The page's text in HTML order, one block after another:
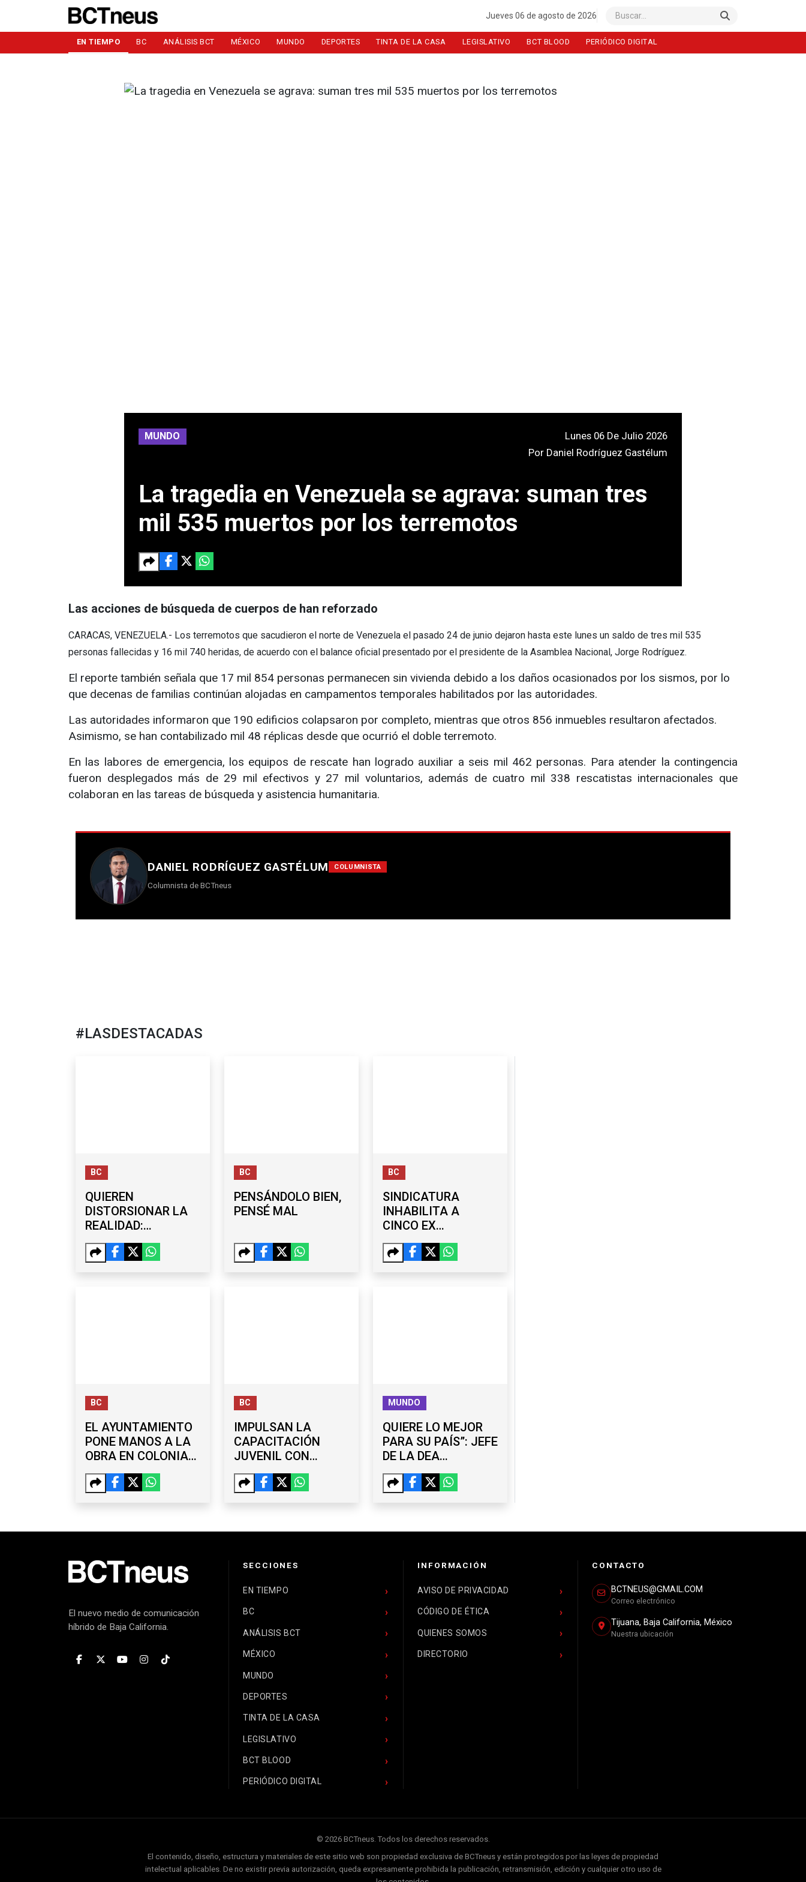
Jueves 06 de agosto de 2026 Buscar
EN TIEMPO BC ANÁLISIS BCT MÉXICO MUNDO DEPORTES TINTA DE LA CASA LEGISLATIVO BCT BLOOD PERIÓDICO DIGITAL
MUNDO
Lunes 06 De Julio 2026
Por Daniel Rodríguez Gastélum
La tragedia en Venezuela se agrava: suman tres
mil 535 muertos por los terremotos
Las acciones de búsqueda de cuerpos de han reforzado
CARACAS, VENEZUELA.- Los terremotos que sacudieron el norte de Venezuela el pasado 24 de junio dejaron hasta este lunes un saldo de tres mil 535
personas fallecidas y 16 mil 740 heridas, de acuerdo con el balance oficial presentado por el presidente de la Asamblea Nacional, Jorge Rodríguez.
El reporte también señala que 17 mil 854 personas permanecen sin vivienda debido a los daños ocasionados por los sismos, por lo
que decenas de familias continúan alojadas en campamentos temporales habilitados por las autoridades.
Las autoridades informaron que 190 edificios colapsaron por completo, mientras que otros 856 inmuebles resultaron afectados.
Asimismo, se han contabilizado mil 48 réplicas desde que ocurrió el doble terremoto.
En las labores de emergencia, los equipos de rescate han logrado auxiliar a seis mil 462 personas. Para atender la contingencia
fueron desplegados más de 29 mil efectivos y 27 mil voluntarios, además de cuatro mil 338 rescatistas internacionales que
colaboran en las tareas de búsqueda y asistencia humanitaria.
DANIEL RODRÍGUEZ GASTÉLUM COLUMNISTA
Columnista de BCTneus
#LASDESTACADAS
BC
QUIEREN
DISTORSIONAR LA
REALIDAD:
BURGUEÑO
DESCARTA
BC
PENSÁNDOLO BIEN,
PENSÉ MAL
BC
SINDICATURA
INHABILITA A
CINCO EX
FUNCIONARIOS DEL
GOBIERNO DE
BC
EL AYUNTAMIENTO
PONE MANOS A LA
OBRA EN COLONIAS
DE OTAY, LA MESA Y
SÁNCHEZ TABOADA
BC
IMPULSAN LA
CAPACITACIÓN
JUVENIL CON
TALLERES
GRATUITOS EN
MUNDO
QUIERE LO MEJOR
PARA SU PAÍS”: JEFE
DE LA DEA
RESPALDA LABOR
DE OMAR GARCÍA
El nuevo medio de comunicación
híbrido de Baja California.
SECCIONES
EN TIEMPO
BC
ANÁLISIS BCT
MÉXICO
MUNDO
DEPORTES
TINTA DE LA CASA
LEGISLATIVO
BCT BLOOD
PERIÓDICO DIGITAL
INFORMACIÓN
AVISO DE PRIVACIDAD
CÓDIGO DE ÉTICA
QUIENES SOMOS
DIRECTORIO
CONTACTO
BCTNEUS@GMAIL.COM
Correo electrónico
Tijuana, Baja California, México
Nuestra ubicación
© 2026 BCTneus. Todos los derechos reservados.
El contenido, diseño, estructura y materiales de este sitio web son propiedad exclusiva de BCTneus y están protegidos por las leyes de propiedad
intelectual aplicables. De no existir previa autorización, queda expresamente prohibida la publicación, retransmisión, edición y cualquier otro uso de